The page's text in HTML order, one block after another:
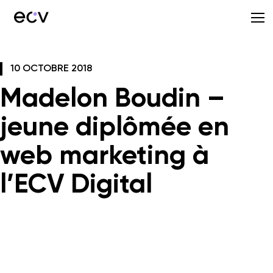
10 OCTOBRE 2018
Madelon Boudin –
jeune diplômée en
web marketing à
l’ECV Digital